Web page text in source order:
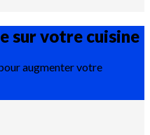
sur votre cuisine
augmenter votre